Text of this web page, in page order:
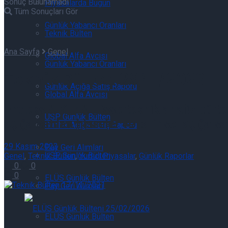
Günlük Yabancı Oranları
Global Alfa Avcısı
Günlük Açığa Satış Raporu
USP Günlük Bülten
Pay Geri Alımları
ELÜS Günlük Bülten
Piyasalarda Bugün
Teknik Bülten
Günlük Yabancı Oranları
Global Alfa Avcısı
Günlük Açığa Satış Raporu
USP Günlük Bülten
Pay Geri Alımları
ELÜS Günlük Bülten
Tüm Sonuçları Gör
Ana Sayfa Genel
Teknik Bülten 29/11/2023
Endeks & Kur & Hisse teknik analiz
açığa satılan hisseler ve tarihsel
29 Kasım 2023
Genel, Teknik Bülten,Yurtiçi Piyasalar, Günlük Raporlar
0
0
0